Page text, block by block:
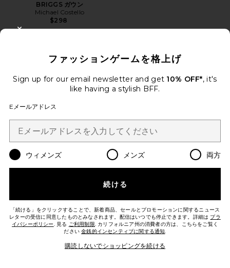
BRIGGS ガウン
Michael Costello
$298
JOBELLE ドレス
superdown
ファッションゲームを格上げ
Sign up for our email newsletter and get 10% OFF*, it's
like having a stylish BFF.
Eメールアドレス
ウィメンズ メンズ 両方
続ける
「続ける」をクリックすることで、新着商品、セールとプロモーションに関するニュース
レターの受信に同意したものとみなされます。配信はいつでも停止できます。詳細は プラ
イバシーポリシー. 見る ご利用制限. カリフォルニア州の消費者の方は、こちらをご覧く
ださい金銭的インセンティブに関する通知.
購読しないでショッピングを続ける